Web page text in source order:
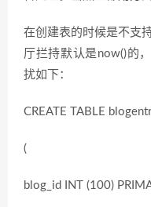
在创建表的时候是不支
厅拦持默认是now()的
扰如下：
CREATE TABLE
(
blog_id INT (100)